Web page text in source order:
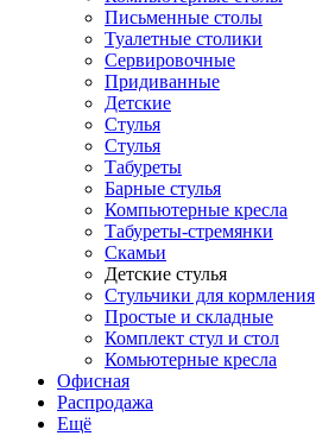
Письменные столы
Туалетные столики
Сервировочные
Придиванные
Детские
Стулья
Стулья
Табуреты
Барные стулья
Компьютерные кресла
Табуреты-стремянки
Скамьи
Детские стулья
Стульчики для кормления
Простые и складные
Комплект стул и стол
Комьютерные кресла
Офисная
Распродажа
Eщё